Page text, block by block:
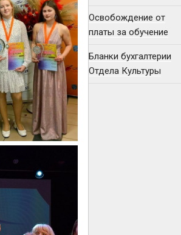
Освобождение от
платы за обучение
Бланки бухгалтерии
Отдела Культуры